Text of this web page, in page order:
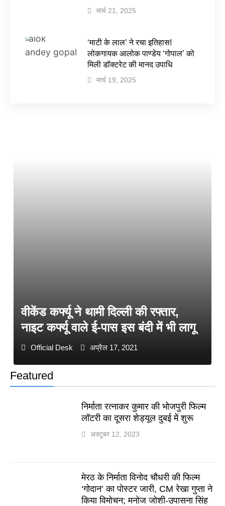
मार्च 21, 2025
‘माटी के लाल’ ने रचा इतिहास!
लोकगायक आलोक पाण्डेय ‘गोपाल’ को
मिली डॉक्टरेट की मानद उपाधि
मार्च 19, 2025
Featured
निर्माता रत्नाकर कुमार की भोजपुरी फिल्म
लॉटरी का दूसरा शेड्यूल दुबई में शुरू
अक्टूबर 12, 2023
मेरठ के निर्माता विनोद चौधरी की फिल्म
‘गोदान’ का पोस्टर जारी, CM रेखा गुप्ता ने
किया विमोचन; मनोज जोशी-उपासना सिंह
वीकेंड कर्फ्यू ने थामी दिल्ली की रफ्तार,
नाइट कर्फ्यू वाले ई-पास इस बंदी में भी लागू
Official Desk अप्रैल 17, 2021